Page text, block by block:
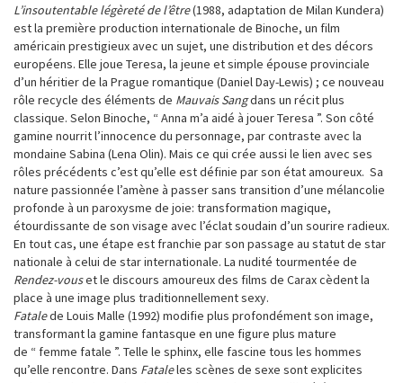
L’insoutentable légèreté de l’être(1988, adaptation de Milan Kundera)
est la première production internationale de Binoche, un film
américain prestigieux avec un sujet, une distribution et des décors
européens. Elle joue Teresa, la jeune et simple épouse provinciale
d’un héritier de la Prague romantique (Daniel Day-Lewis) ; ce nouveau
rôle recycle des éléments de Mauvais Sangdans un récit plus
classique. Selon Binoche, “ Anna m’a aidé à jouer Teresa ”. Son côté
gamine nourrit l’innocence du personnage, par contraste avec la
mondaine Sabina (Lena Olin). Mais ce qui crée aussi le lien avec ses
rôles précédents c’est qu’elle est définie par son état amoureux. Sa
nature passionnée l’amène à passer sans transition d’une mélancolie
profonde à un paroxysme de joie: transformation magique,
étourdissante de son visage avec l’éclat soudain d’un sourire radieux.
En tout cas, une étape est franchie par son passage au statut de star
nationale à celui de star internationale. La nudité tourmentée de
Rendez-vouset le discours amoureux des films de Carax cèdent la
place à une image plus traditionnellement sexy.
Fatalede Louis Malle (1992) modifie plus profondément son image,
transformant la gamine fantasque en une figure plus mature
de “ femme fatale ”. Telle le sphinx, elle fascine tous les hommes
qu’elle rencontre. Dans Fataleles scènes de sexe sont explicites